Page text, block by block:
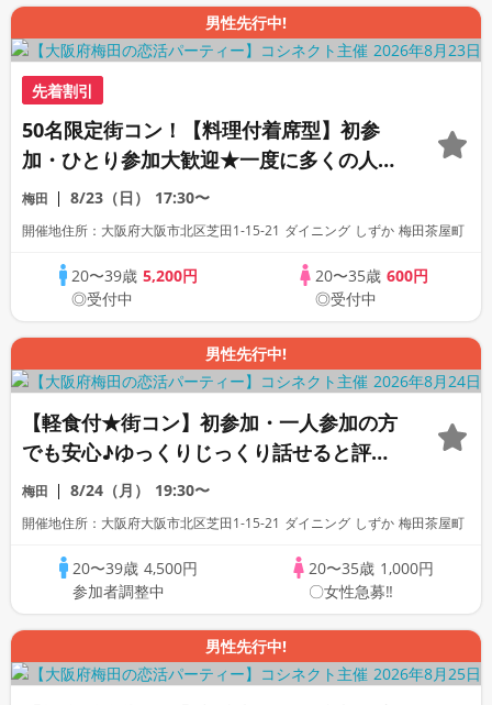
男性先行中!
先着割引
50名限定街コン！【料理付着席型】初参
加・ひとり参加大歓迎★一度に多くの人と
出会える恋活合コンパーティー
梅田 8/23（日） 17:30〜
開催地住所：大阪府大阪市北区芝田1-15-21 ダイニング しずか 梅田茶屋町
20〜39歳5,200円
◎受付中
20〜35歳 600円
◎受付中
男性先行中!
【軽食付★街コン】初参加・一人参加の方
でも安心♪ゆっくりじっくり話せると評判
の恋活合コンパーティー！
梅田 8/24（月） 19:30〜
開催地住所：大阪府大阪市北区芝田1-15-21 ダイニング しずか 梅田茶屋町
20〜39歳 4,500円
参加者調整中
20〜35歳 1,000円
〇女性急募‼
男性先行中!